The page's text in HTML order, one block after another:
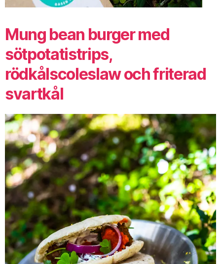
Mung bean burger med
sötpotatistrips,
rödkålscoleslaw och friterad
svartkål